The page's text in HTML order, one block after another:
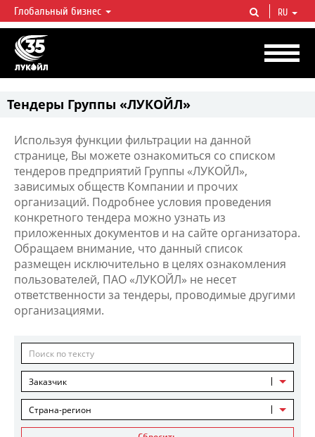
ЛУКОЙЛ СЕГОДНЯ
ЛУКОЙЛ — одна из крупнейших вертикально интегрированных
нефтегазовых компаний в мире, на долю которой приходится более 2%
мировой добычи нефти и около 1% доказанных запасов углеводородов.
Глобальный бизнес RU
Тендеры Группы «ЛУКОЙЛ»
Используя функции фильтрации на данной
странице, Вы можете ознакомиться со списком
тендеров предприятий Группы «ЛУКОЙЛ»,
зависимых обществ Компании и прочих
организаций. Подробнее условия проведения
конкретного тендера можно узнать из
приложенных документов и на сайте организатора.
Обращаем внимание, что данный список
размещен исключительно в целях ознакомления
пользователей, ПАО «ЛУКОЙЛ» не несет
ответственности за тендеры, проводимые другими
организациями.
Заказчик
Страна-регион